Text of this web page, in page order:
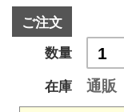
ご注文
数量
在庫
通販